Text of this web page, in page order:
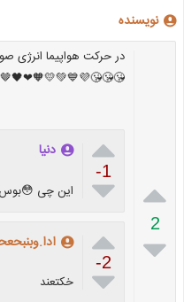
نویسنده

2

در حرکت هواپیما انرژی

-1

دنیا
این چی

-2
 خکتعند